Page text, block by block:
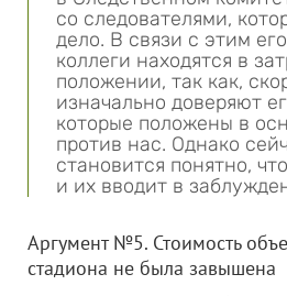
со следователями,
дело. В связи с этим
коллеги находятся в
положении, так как,
изначально доверяют
которые положены в
против нас. Однако
становится понятно,
и их вводит в
Аргумент №5. Стоимость
стадиона не была завышена